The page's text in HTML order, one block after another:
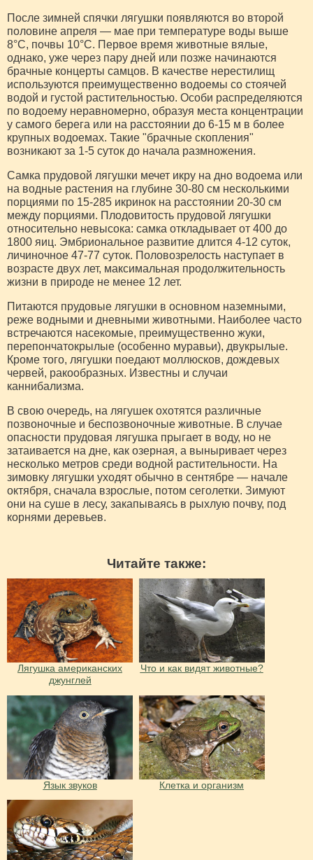
После зимней спячки лягушки появляются во второй
половине апреля — мае при температуре воды выше
8°С, почвы 10°С. Первое время животные вялые,
однако, уже через пару дней или позже начинаются
брачные концерты самцов. В качестве нерестилищ
используются преимущественно водоемы со стоячей
водой и густой растительностью. Особи распределяются
по водоему неравномерно, образуя места концентрации
у самого берега или на расстоянии до 6-15 м в более
крупных водоемах. Такие "брачные скопления"
возникают за 1-5 суток до начала размножения.
Самка прудовой лягушки мечет икру на дно водоема или
на водные растения на глубине 30-80 см несколькими
порциями по 15-285 икринок на расстоянии 20-30 см
между порциями. Плодовитость прудовой лягушки
относительно невысока: самка откладывает от 400 до
1800 яиц. Эмбриональное развитие длится 4-12 суток,
личиночное 47-77 суток. Половозрелость наступает в
возрасте двух лет, максимальная продолжительность
жизни в природе не менее 12 лет.
Питаются прудовые лягушки в основном наземными,
реже водными и дневными животными. Наиболее часто
встречаются насекомые, преимущественно жуки,
перепончатокрылые (особенно муравьи), двукрылые.
Кроме того, лягушки поедают моллюсков, дождевых
червей, ракообразных. Известны и случаи
каннибализма.
В свою очередь, на лягушек охотятся различные
позвоночные и беспозвоночные животные. В случае
опасности прудовая лягушка прыгает в воду, но не
затаивается на дне, как озерная, а выныривает через
несколько метров среди водной растительности. На
зимовку лягушки уходят обычно в сентябре — начале
октября, сначала взрослые, потом сеголетки. Зимуют
они на суше в лесу, закапываясь в рыхлую почву, под
корнями деревьев.
Читайте также:
Лягушка американских
джунглей
Что и как видят животные?
Язык звуков Клетка и организм